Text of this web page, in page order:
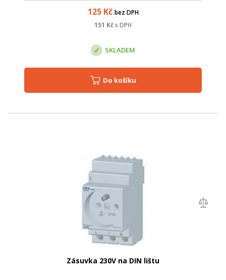
125Kč bez DPH
151 Kčs DPH
SKLADEM
Do košíku
Zásuvka 230V na DIN lištu